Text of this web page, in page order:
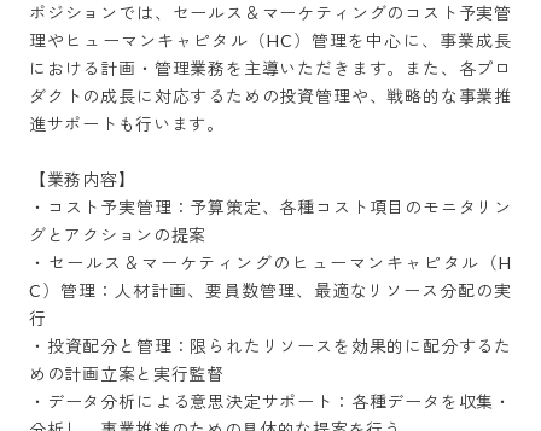
ポジションでは、セールス＆マーケティングのコスト予実管
理やヒューマンキャピタル（HC）管理を中心に、事業成長
における計画・管理業務を主導いただきます。また、各プロ
ダクトの成長に対応するための投資管理や、戦略的な事業推
進サポートも行います。
【業務内容】
・コスト予実管理：予算策定、各種コスト項目のモニタリン
グとアクションの提案
・セールス＆マーケティングのヒューマンキャピタル（H
C）管理：人材計画、要員数管理、最適なリソース分配の実
行
・投資配分と管理：限られたリソースを効果的に配分するた
めの計画立案と実行監督
・データ分析による意思決定サポート：各種データを収集・